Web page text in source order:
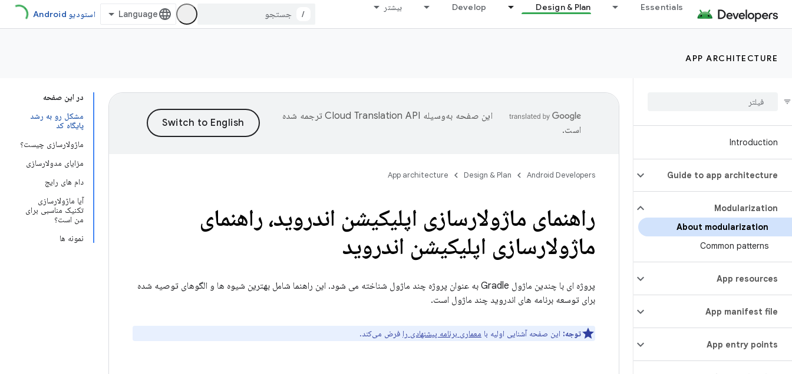
Essentials
Design & Plan
Develop بیشتر
/ استودیو Android
APP ARCHITECTURE
Introduction
Guide to app architecture
Modularization
About modularization
Common patterns
App resources
App manifest file
App entry points
در این صفحه
مشکل رو به رشد
پایگاه کد
ماژولارسازی چیست؟
مزایای مدولارسازی
دام های رایج
آیا ماژولارسازی
تکنیک مناسبی برای
من است؟
نمونه ها
این صفحه به‌وسیله
ترجمه شده
است.
Android Developers
Design & Plan
App architecture
راهنمای ماژولارسازی اپلیکیشن اندروید، راهنمای
ماژولارسازی اپلیکیشن اندروید
پروژه ای با چندین ماژول Gradle به عنوان پروژه چند ماژول شناخته می شود. این راهنما شامل بهترین شیوه ها و الگوهای توصیه شده
برای توسعه برنامه های اندروید چند ماژول است.
توجه: این صفحه آشنایی اولیه با معماری برنامه پیشنهادی را فرض می‌کند.